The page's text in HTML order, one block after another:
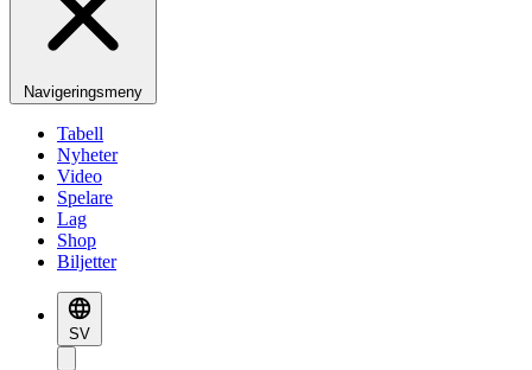
Navigeringsmeny
Tabell
Nyheter
Video
Spelare
Lag
Shop
Biljetter
SV